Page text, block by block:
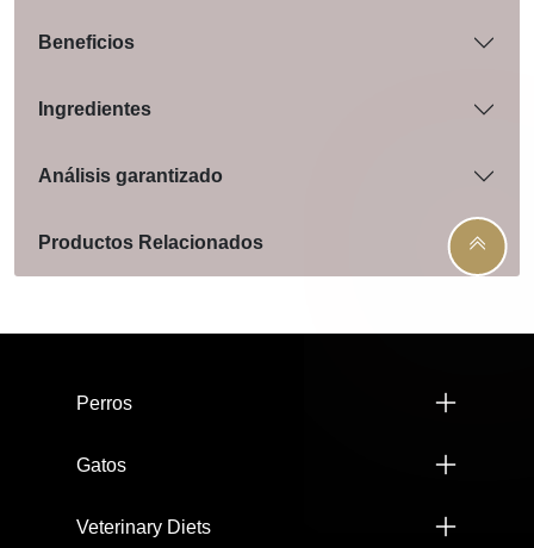
Beneficios
Ingredientes
Análisis garantizado
Productos Relacionados
Perros
Gatos
Veterinary Diets